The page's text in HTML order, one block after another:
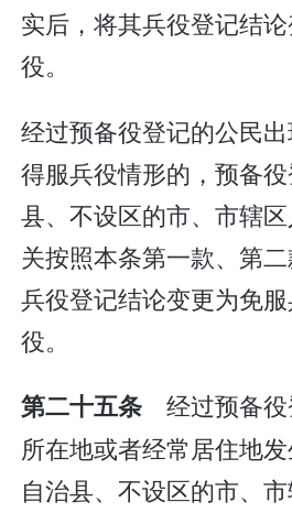
实后，将其兵役登记结
役。
经过预备役登记的公民
得服兵役情形的，预备
县、不设区的市、市辖
关按照本条第一款、第
兵役登记结论变更为免
役。
第二十五条经过预备
所在地或者经常居住地发
自治县、不设区的市、